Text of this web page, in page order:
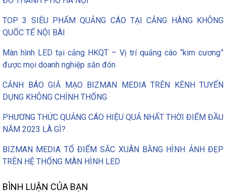
TOP 3 SIÊU PHẨM QUẢNG CÁO TẠI CẢNG HÀNG KHÔNG
QUỐC TẾ NỘI BÀI
Màn hình LED tại cảng HKQT – Vị trí quảng cáo “kim cương”
được mọi doanh nghiệp săn đón
CẢNH BÁO GIẢ MẠO BIZMAN MEDIA TRÊN KÊNH TUYỂN
DỤNG KHÔNG CHÍNH THỐNG
PHƯƠNG THỨC QUẢNG CÁO HIỆU QUẢ NHẤT THỜI ĐIỂM ĐẦU
NĂM 2023 LÀ GÌ?
BIZMAN MEDIA TỔ ĐIỂM SẮC XUÂN BẰNG HÌNH ẢNH ĐẸP
TRÊN HỆ THỐNG MÀN HÌNH LED
BÌNH LUẬN CỦA BẠN